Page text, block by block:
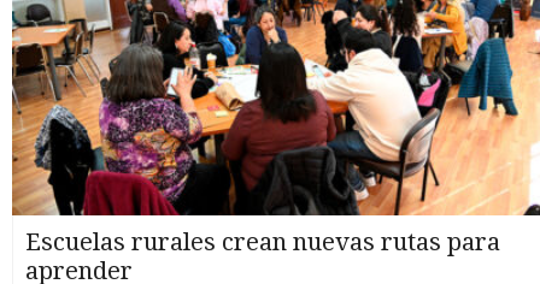
Escuelas rurales crean nuevas rutas para
aprender